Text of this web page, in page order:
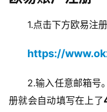
1.点击下方欧易注
https://
2.输入任意邮箱号
册就会自动填写在上了